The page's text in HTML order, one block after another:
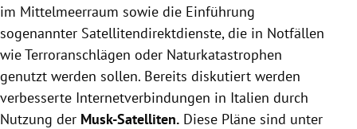
im Mittelmeerraum sowie die Einführung
sogenannter Satellitendirektdienste, die in Notfällen
wie Terroranschlägen oder Naturkatastrophen
genutzt werden sollen. Bereits diskutiert werden
verbesserte Internetverbindungen in Italien durch
Nutzung der Musk-Satelliten. Diese Pläne sind unter